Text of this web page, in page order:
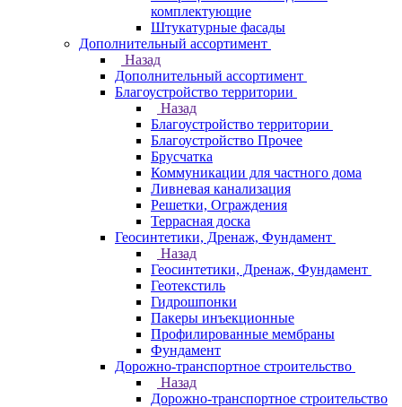
комплектующие
Штукатурные фасады
Дополнительный ассортимент
Назад
Дополнительный ассортимент
Благоустройство территории
Назад
Благоустройство территории
Благоустройство Прочее
Брусчатка
Коммуникации для частного дома
Ливневая канализация
Решетки, Ограждения
Террасная доска
Геосинтетики, Дренаж, Фундамент
Назад
Геосинтетики, Дренаж, Фундамент
Геотекстиль
Гидрошпонки
Пакеры инъекционные
Профилированные мембраны
Фундамент
Дорожно-транспортное строительство
Назад
Дорожно-транспортное строительство